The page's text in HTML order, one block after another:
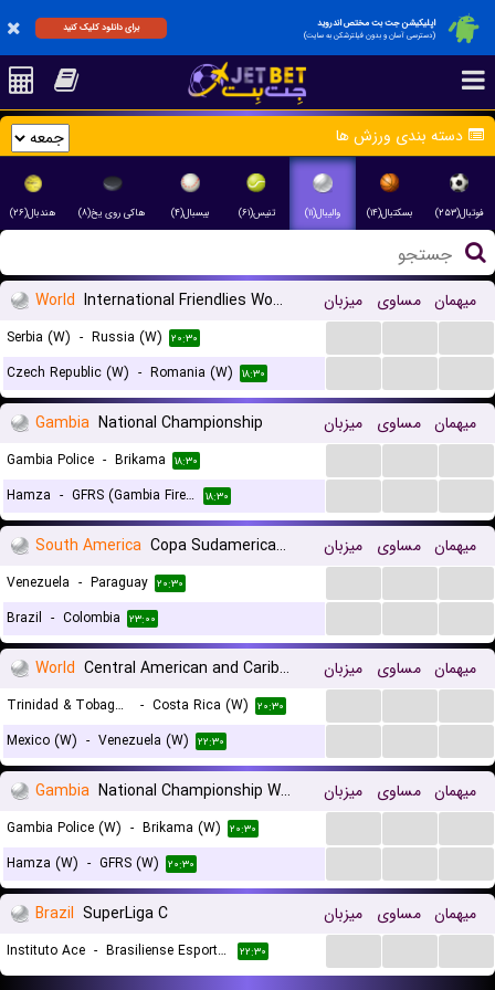
اپلیکیشن جت بت مختص اندروید
(دسترسی آسان و بدون فیلترشکن به سایت)
برای دانلود کلیک کنید
دسته بندی ورزش ها
فوتبال(۲۵۳) بسکتبال(۱۴) والیبال(۱۱) تنیس(۶۱) بیسبال(۴) هاکی روی یخ(۸) هندبال(۲۶)
World International Friendlies Women میزبان مساوی میهمان
Serbia (W) - Russia (W) ۲۰:۳۰
Czech Republic (W) - Romania (W) ۱۸:۳۰
Gambia National Championship میزبان مساوی میهمان
Gambia Police - Brikama ۱۸:۳۰
Hamza - GFRS (Gambia Fire And Rescue Services) ۱۸:۳۰
South America Copa Sudamericana میزبان مساوی میهمان
Venezuela - Paraguay ۲۰:۳۰
Brazil - Colombia ۲۳:۰۰
World Central American and Caribbean Games Women میزبان مساوی میهمان
Trinidad & Tobago (W) - Costa Rica (W) ۲۰:۳۰
Mexico (W) - Venezuela (W) ۲۲:۳۰
Gambia National Championship Women میزبان مساوی میهمان
Gambia Police (W) - Brikama (W) ۲۰:۳۰
Hamza (W) - GFRS (W) ۲۰:۳۰
Brazil SuperLiga C میزبان مساوی میهمان
Instituto Ace - Brasiliense Esporte Clube ۲۲:۳۰